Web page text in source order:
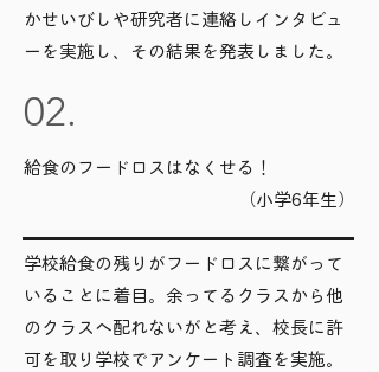
かせいびしや研究者に連絡しインタビュ
ーを実施し、その結果を発表しました。
02.
給食のフードロスはなくせる！
（小学6年生）
学校給食の残りがフードロスに繋がって
いることに着目。余ってるクラスから他
のクラスへ配れないがと考え、校長に許
可を取り学校でアンケート調査を実施。